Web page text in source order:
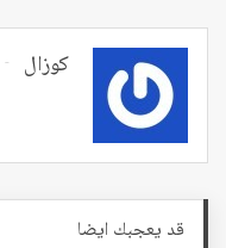
كوزال
قد يعجبك ايضا